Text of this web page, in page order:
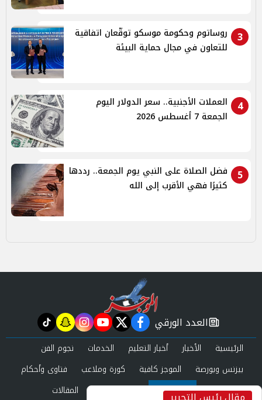
3
روساتوم وحكومة موسكو توقّعان اتفاقية
للتعاون في مجال حماية البيئة
4
العملات الأجنبية.. سعر الدولار اليوم
الجمعة 7 أغسطس 2026
5
فضل الصلاة على النبي يوم الجمعة.. رددها
كثيرًا فهي الأقرب إلى الله
newspaper
العدد الورقي facebook
twitter
youtube
instagram
snapchat
tiktok
الرئيسية الأخبار أخبار التعليم الخدمات
نجوم الفن
بيزنس وبورصة
الموجز كافية كورة وملاعب
فتاوى وأحكام
صحة وجمال
عرب وعالم حوادث ومحاكم المقالات